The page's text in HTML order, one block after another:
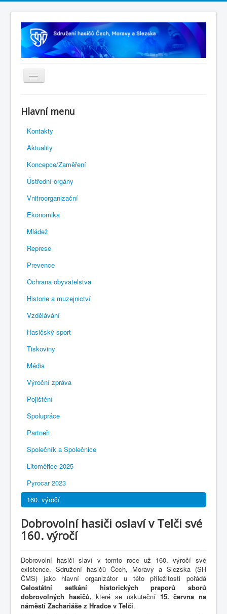
Rejstřík sportu
Novelizace Stanov SH ČMS
Plán činnosti 2026
Kalendář akcí
Výhody pro členy
Portál REDENOX
Hlavní menu
Kontakty
Aktuality
Koncepce/Zaměření
Ústřední orgány
Vnitroorganizační
Ekonomika
Mládež
Represe
Prevence
Ochrana obyvatelstva
Historie a muzejnictví
Vzdělávání
Hasičský sport
Tiskoviny
Média
Výroční zpráva
Pojištění
Spolupráce
Partneři
Společník a Společnice
Litoměřice 2025
Pyrocar 2023
160. výročí
Dobrovolní hasiči oslaví v Telči své
160. výročí
Dobrovolní hasiči slaví v tomto roce už 160. výročí své
existence. Sdružení hasičů Čech, Moravy a Slezska (SH
ČMS) jako hlavní organizátor u této příležitosti pořádá
Celostátní setkání historických praporů sborů
dobrovolných hasičů, které se uskuteční 15. června na
náměstí Zachariáše z Hradce v Telči.